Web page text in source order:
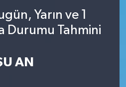
Yarın ve 1
Durumu Tahmini
AN
ve Fikstür